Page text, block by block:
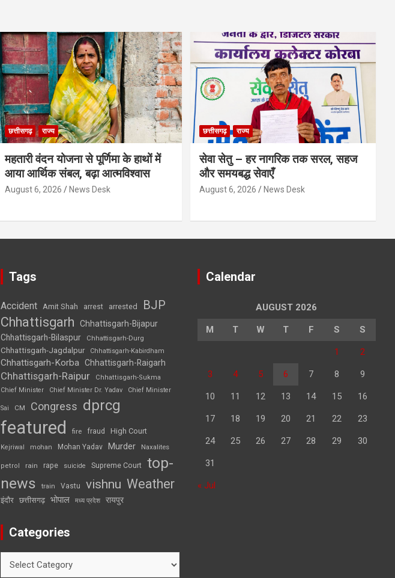
छत्तीसगढ़ राज्य
महतारी वंदन योजना से पूर्णिमा के हाथों में
आया आर्थिक संबल, बढ़ा आत्मविश्वास
August 6, 2026 News Desk
छत्तीसगढ़ राज्य
सेवा सेतु – हर नागरिक तक सरल, सहज
और समयबद्ध सेवाएँ
August 6, 2026 News Desk
Tags
Accident Amit Shah arrest arrested BJP
Chhattisgarh
Chhattisgarh-Bijapur
Chhattisgarh-Bilaspur
Chhattisgarh-Durg
Chhattisgarh-Jagdalpur Chhattisgarh-Kabirdham
Chhattisgarh-Korba Chhattisgarh-Raigarh
Chhattisgarh-Raipur
Chhattisgarh-Sukma
Chief Minister
Chief Minister Dr. Yadav Chief Minister
Sai CM Congress dprcg
featured fire fraud High Court
Kejriwal mohan Mohan Yadav Murder Naxalites
petrol rain rape suicide Supreme Court top-
news
train Vastu vishnu Weather
इंदौर छत्तीसगढ़ भोपाल मध्य प्रदेश रायपुर
Categories
Calendar
AUGUST 2026
M T W T F S S
1 2
3 4 5 6 7 8 9
10 11 12 13 14 15 16
17 18 19 20 21 22 23
24 25 26 27 28 29 30
31
« Jul